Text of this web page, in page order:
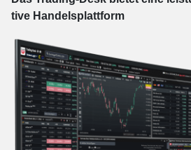
tive Han­dels­platt­form